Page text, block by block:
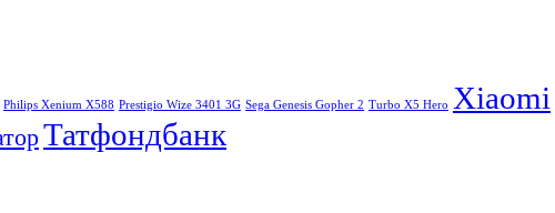
Philips Xenium X588 Prestigio Wize 3401 3G Sega Genesis Gopher 2 Turbo X5 Hero Xiaomi
Татфондбанк